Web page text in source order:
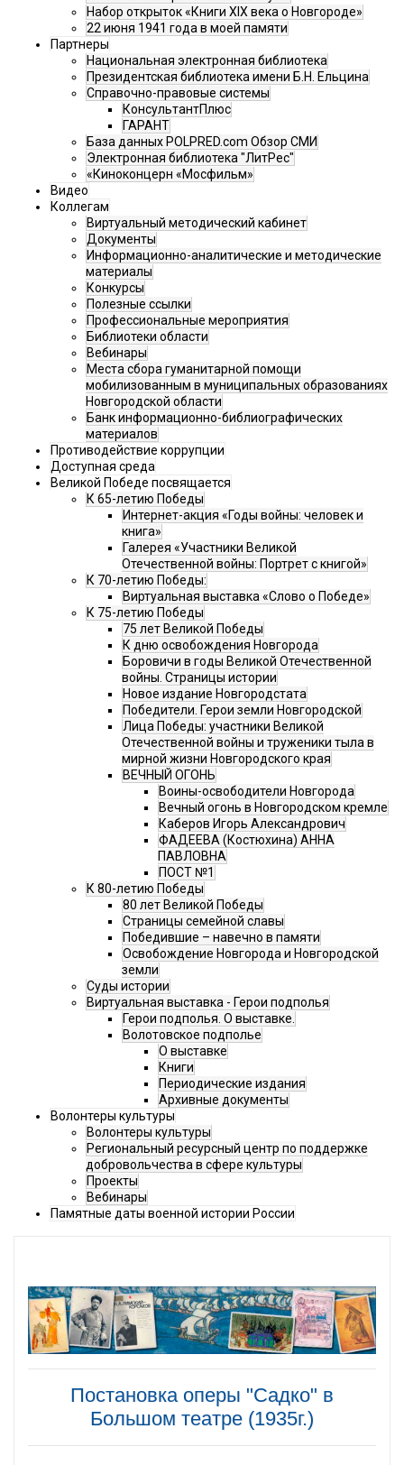
Набор открыток «Книги XIX века о Новгороде»
22 июня 1941 года в моей памяти
Партнеры
Национальная электронная библиотека
Президентская библиотека имени Б.Н. Ельцина
Справочно-правовые системы
КонсультантПлюс
ГАРАНТ
База данных POLPRED.com Обзор СМИ
Электронная библиотека "ЛитРес"
«Киноконцерн «Мосфильм»
Видео
Коллегам
Виртуальный методический кабинет
Документы
Информационно-аналитические и методические
материалы
Конкурсы
Полезные ссылки
Профессиональные мероприятия
Библиотеки области
Вебинары
Места сбора гуманитарной помощи
мобилизованным в муниципальных образованиях
Новгородской области
Банк информационно-библиографических
материалов
Противодействие коррупции
Доступная среда
Великой Победе посвящается
К 65-летию Победы
Интернет-акция «Годы войны: человек и
книга»
Галерея «Участники Великой
Отечественной войны: Портрет с книгой»
К 70-летию Победы:
Виртуальная выставка «Слово о Победе»
К 75-летию Победы
75 лет Великой Победы
К дню освобождения Новгорода
Боровичи в годы Великой Отечественной
войны. Страницы истории
Новое издание Новгородстата
Победители. Герои земли Новгородской
Лица Победы: участники Великой
Отечественной войны и труженики тыла в
мирной жизни Новгородского края
ВЕЧНЫЙ ОГОНЬ
Воины-освободители Новгорода
Вечный огонь в Новгородском кремле
Каберов Игорь Александрович
ФАДЕЕВА (Костюхина) АННА
ПАВЛОВНА
ПОСТ №1
К 80-летию Победы
80 лет Великой Победы
Страницы семейной славы
Победившие – навечно в памяти
Освобождение Новгорода и Новгородской
земли
Суды истории
Виртуальная выставка - Герои подполья
Герои подполья. О выставке.
Волотовское подполье
О выставке
Книги
Периодические издания
Архивные документы
Волонтеры культуры
Волонтеры культуры
Региональный ресурсный центр по поддержке
добровольчества в сфере культуры
Проекты
Вебинары
Памятные даты военной истории России
Постановка оперы "Садко" в
Большом театре (1935г.)